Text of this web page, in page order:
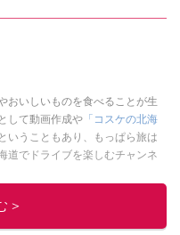
おいしいものを食べることが生
して動画作成や 「コスケの北海
いうこともあり、もっぱら旅は
道でドライブを楽しむチャンネ
＞